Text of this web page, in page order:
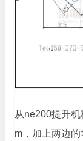
从ne200提升
m，加上两边